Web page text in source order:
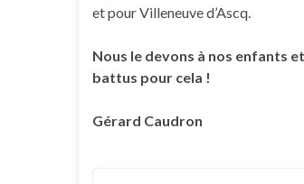
et pour Villeneuve d’Ascq.
Nous le devons à nos enfants
battus pour cela !
Gérard Caudron